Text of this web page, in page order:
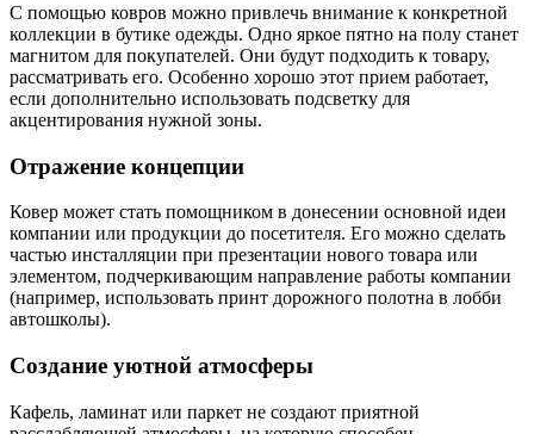
С помощью ковров можно привлечь внимание к конкретной
коллекции в бутике одежды. Одно яркое пятно на полу станет
магнитом для покупателей. Они будут подходить к товару,
рассматривать его. Особенно хорошо этот прием работает,
если дополнительно использовать подсветку для
акцентирования нужной зоны.
Отражение концепции
Ковер может стать помощником в донесении основной идеи
компании или продукции до посетителя. Его можно сделать
частью инсталляции при презентации нового товара или
элементом, подчеркивающим направление работы компании
(например, использовать принт дорожного полотна в лобби
автошколы).
Создание уютной атмосферы
Кафель, ламинат или паркет не создают приятной